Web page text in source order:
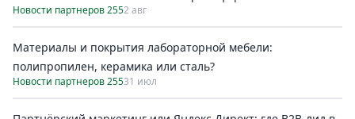
Новости партнеров 2552 авг
Материалы и покрытия лабораторной мебели:
полипропилен, керамика или сталь?
Новости партнеров 25531 июл